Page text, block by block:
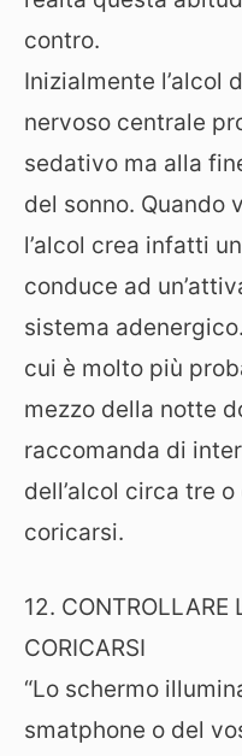
contro.
Inizialmente l’alcol
nervoso centrale
sedativo ma alla
del sonno. Quando
l’alcol crea infatti
conduce ad
sistema
cui è molto più
mezzo della notte
raccomanda di
dell’alcol circa tre
coricarsi.
12. CONTROLLARE
CORICARSI
“Lo schermo
smatphone o del